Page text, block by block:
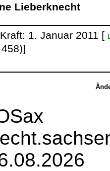
Lieberknecht
1. Januar 2011 [